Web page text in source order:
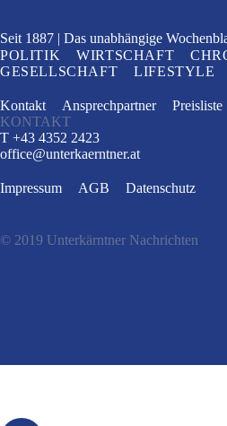
Seit 1887 Das unabhängige
POLITIK
WIRTSCHAFT
GESELLSCHAFT
LIFESTYLE
Kontakt Ansprechpartner Preisliste
KONTAKT
T +43 4352 2423
office@unterkaerntner.at
Impressum AGB Datenschutz
© 2019 Unterkärntner Nachrichten